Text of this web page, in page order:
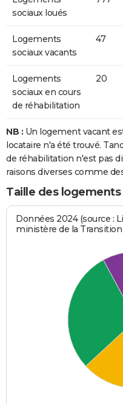
sociaux loués
Logements
sociaux vacants
47
Logements
sociaux en cours
de réhabilitation
20
NB : Un logement vacant
locataire n'a été trouvé.
de réhabilitation n'est pas
raisons diverses comme
Taille des logements
Données 2024 (source :
ministère de la